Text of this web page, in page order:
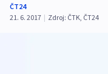
ČT24
21. 6. 2017 | Zdroj: ČTK, ČT24